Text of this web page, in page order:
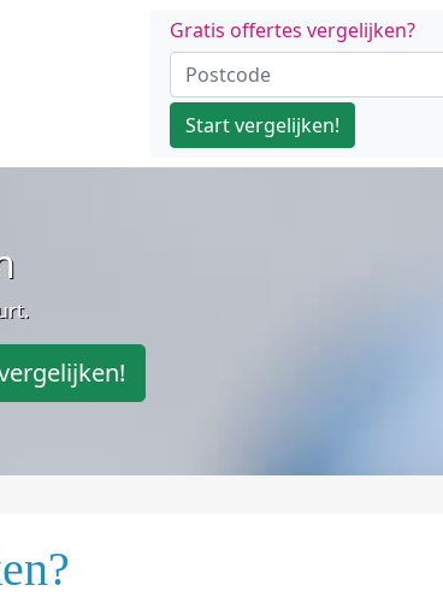
Gratis offertes vergelijken?
Start vergelijken!